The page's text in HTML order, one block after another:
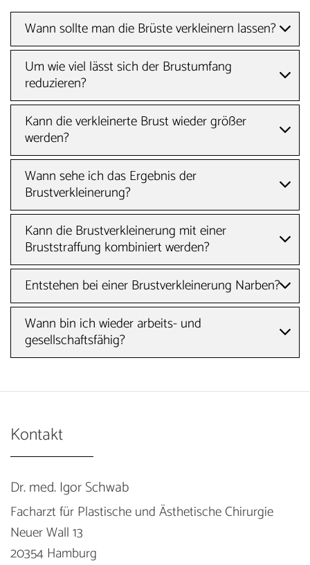
Wann sollte man die Brüste verkleinern lassen?
Um wie viel lässt sich der Brustumfang
reduzieren?
Kann die verkleinerte Brust wieder größer
werden?
Wann sehe ich das Ergebnis der
Brustverkleinerung?
Kann die Brustverkleinerung mit einer
Bruststraffung kombiniert werden?
Entstehen bei einer Brustverkleinerung Narben?
Wann bin ich wieder arbeits- und
gesellschaftsfähig?
Kontakt
Dr. med. Igor Schwab
Facharzt für Plastische und Ästhetische Chirurgie
Neuer Wall 13
20354 Hamburg